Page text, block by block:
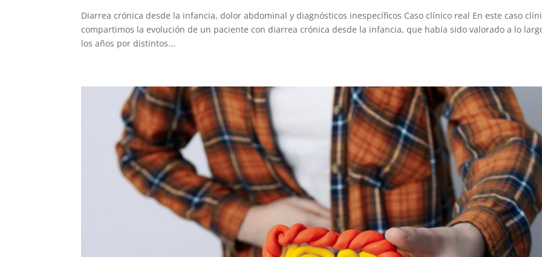
Diarrea crónica desde la infancia, dolor abdominal y diagnósticos inespecíficos Caso clínico real En este caso
compartimos la evolución de un paciente con diarrea crónica desde la infancia, que había sido valorado a lo
los años por distintos...